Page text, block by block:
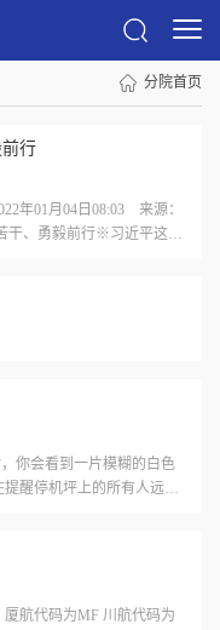
分院首页
行
年01月04日08:03 来源：
干、勇毅前行※习近平这次
在我们党成立一百年之
实现第二个百年奋斗目标
你会看到一片模糊的白色
醒停机坪上的所有人远离
航代码为MF 川航代码为